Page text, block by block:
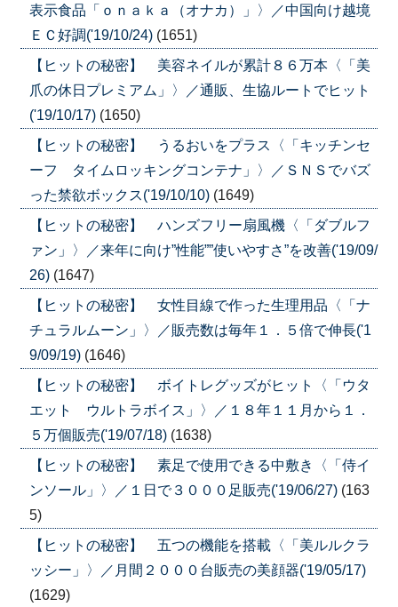
表示食品「ｏｎａｋａ（オナカ）」〉／中国向け越境
ＥＣ好調('19/10/24) (1651)
【ヒットの秘密】 美容ネイルが累計８６万本〈「美
爪の休日プレミアム」〉／通販、生協ルートでヒット
('19/10/17) (1650)
【ヒットの秘密】 うるおいをプラス〈「キッチンセ
ーフ タイムロッキングコンテナ」〉／ＳＮＳでバズ
った禁欲ボックス('19/10/10) (1649)
【ヒットの秘密】 ハンズフリー扇風機〈「ダブルフ
ァン」〉／来年に向け”性能””使いやすさ”を改善('19/09/
26) (1647)
【ヒットの秘密】 女性目線で作った生理用品〈「ナ
チュラルムーン」〉／販売数は毎年１．５倍で伸長('1
9/09/19) (1646)
【ヒットの秘密】 ボイトレグッズがヒット〈「ウタ
エット ウルトラボイス」〉／１８年１１月から１．
５万個販売('19/07/18) (1638)
【ヒットの秘密】 素足で使用できる中敷き〈「侍イ
ンソール」〉／１日で３０００足販売('19/06/27) (163
5)
【ヒットの秘密】 五つの機能を搭載〈「美ルルクラ
ッシー」〉／月間２０００台販売の美顔器('19/05/17)
(1629)